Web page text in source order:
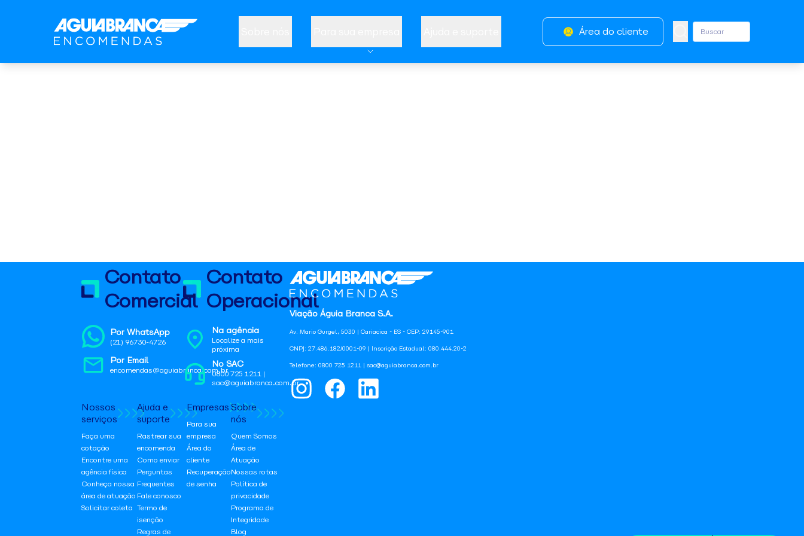
Área do cliente
Viação Águia Branca S.A.
Av. Mario Gurgel, 5030 | Cariacica - ES - CEP: 29145-901
CNPJ: 27.486.182/0001-09 | Inscrição Estadual: 080.444.20-2
Telefone: 0800 725 1211 | sac@aguiabranca.com.br
Contato
Comercial
Por WhatsApp
(21) 96730-4726
Por Email
encomendas@aguiabranca.com.br
Contato
Operacional
Na agência
Localize a mais
próxima
No SAC
0800 725 1211 |
sac@aguiabranca.com.br
Nossos
serviços
Faça uma
cotação
Encontre uma
agência física
Conheça nossa
área de atuação
Solicitar coleta
Ajuda e
suporte
Rastrear sua
encomenda
Como enviar
Perguntas
Frequentes
Fale conosco
Termo de
isenção
Regras de
Empresas
Para sua
empresa
Área do
cliente
Recuperação
de senha
Sobre
nós
Quem Somos
Área de
Atuação
Nossas rotas
Política de
privacidade
Programa de
Integridade
Blog